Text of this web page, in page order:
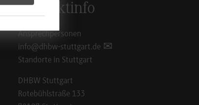
Kontaktinfo
Ansprechpersonen
info@dhbw-stuttgart.de
Standorte in Stuttgart
DHBW Stuttgart
Rotebühlstraße 133